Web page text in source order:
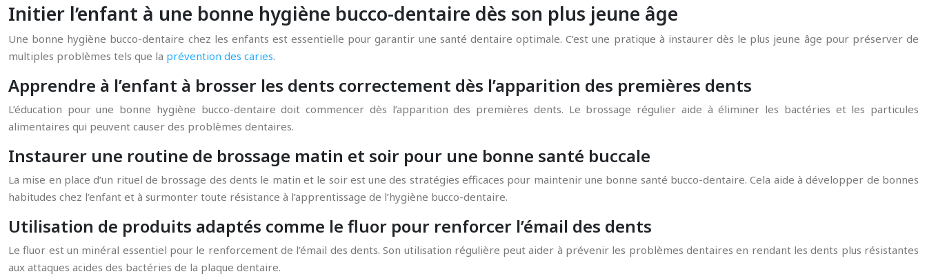
Initier l’enfant à une bonne hygiène bucco-dentaire dès son plus jeune âge
Une bonne hygiène bucco-dentaire chez les enfants est essentielle pour garantir une santé dentaire optimale. C’est une pratique à instaurer dès le plus jeune âge pour préserver de
multiples problèmes tels que la prévention des caries.
Apprendre à l’enfant à brosser les dents correctement dès l’apparition des premières dents
L’éducation pour une bonne hygiène bucco-dentaire doit commencer dès l’apparition des premières dents. Le brossage régulier aide à éliminer les bactéries et les particules
alimentaires qui peuvent causer des problèmes dentaires.
Instaurer une routine de brossage matin et soir pour une bonne santé buccale
La mise en place d’un rituel de brossage des dents le matin et le soir est une des stratégies efficaces pour maintenir une bonne santé bucco-dentaire. Cela aide à développer de bonnes
habitudes chez l’enfant et à surmonter toute résistance à l’apprentissage de l’hygiène bucco-dentaire.
Utilisation de produits adaptés comme le fluor pour renforcer l’émail des dents
Le fluor est un minéral essentiel pour le renforcement de l’émail des dents. Son utilisation régulière peut aider à prévenir les problèmes dentaires en rendant les dents plus résistantes
aux attaques acides des bactéries de la plaque dentaire.